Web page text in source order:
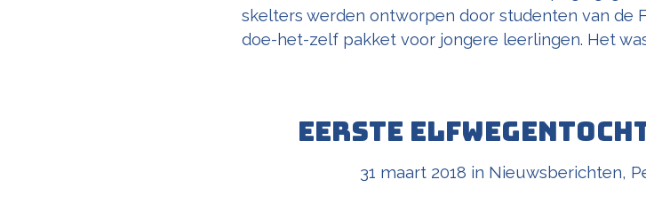
skelters werden ontworpen door studenten van de
doe-het-zelf pakket voor jongere leerlingen. Het
Eerste
31 maart 2018 in Nieuwsberichten,